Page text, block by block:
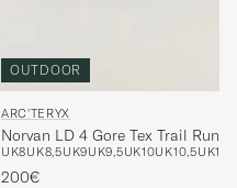
OUTDOOR
ARC'TERYX
Norvan LD 4 Gore Tex Trail
Black
UK8UK8,5UK9UK9,5UK10UK10,5UK11
200€